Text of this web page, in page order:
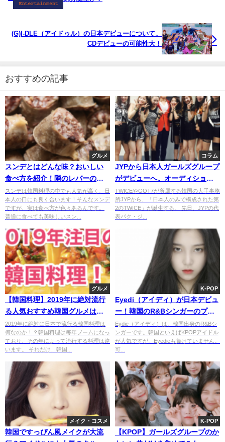
(G)I-DLE（アイドゥル）の日本デビューについて。
CDデビューの可能性大！
おすすめの記事
グルメ
スンデとはどんな味？おいしい
食べ方を紹介！隣のレバーの秘
密にも迫る！
スンデは韓国料理の中でも人気が高く、日
本人の口にも良く合います！そんなスンデ
ですが、実は食べ方が色々あるんです。
普通に食べても美味しいスン...
コラム
JYPから日本人ガールズグループ
がデビューへ。オーディション
開催か？
TWICEやGOT7が所属する韓国の大手事務
所JYPから、「日本人のみで構成された第
2のTWICE」が誕生する。 先日、JYPの代
表パク・ジ...
グルメ
【韓国料理】2019年に絶対流行
る人気おすすめ韓国グルメはこ
れだ！
2019年に絶対に日本で流行る韓国料理は
何なのか！？韓国料理は毎年ブームになっ
ており、その年によって流行する料理は違
います。 それだけ、韓国...
K-POP
Eyedi（アイディ）が日本デビュ
ー！韓国のR&Bシンガーのプロ
フィールとおすすめ曲を紹介！
Eydie（アイディ）は、韓国出身のR&Bシ
ンガーです。韓国といえばKPOPアイドル
が人気ですが、Eyedieも負けていません。
可...
メイク・コスメ
韓国ですっぴん風メイクが大流
K-POP
【KPOP】ガールズグループのか